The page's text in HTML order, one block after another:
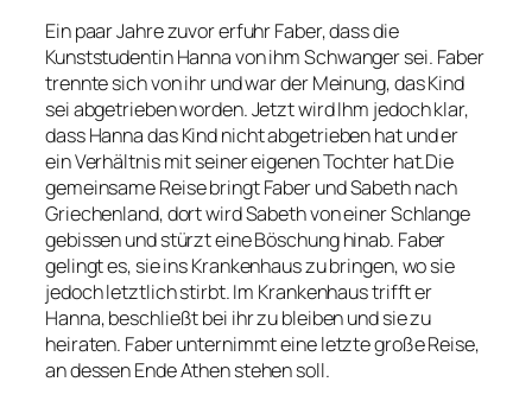
Ein paar Jahre zuvor erfuhr Faber, dass die
Kunststudentin Hanna von ihm Schwanger sei. Faber
trennte sich von ihr und war der Meinung, das Kind
sei abgetrieben worden. Jetzt wird Ihm jedoch klar,
dass Hanna das Kind nicht abgetrieben hat und er
ein Verhältnis mit seiner eigenen Tochter hat.Die
gemeinsame Reise bringt Faber und Sabeth nach
Griechenland, dort wird Sabeth von einer Schlange
gebissen und stürzt eine Böschung hinab. Faber
gelingt es, sie ins Krankenhaus zu bringen, wo sie
jedoch letztlich stirbt. Im Krankenhaus trifft er
Hanna, beschließt bei ihr zu bleiben und sie zu
heiraten. Faber unternimmt eine letzte große Reise,
an dessen Ende Athen stehen soll.